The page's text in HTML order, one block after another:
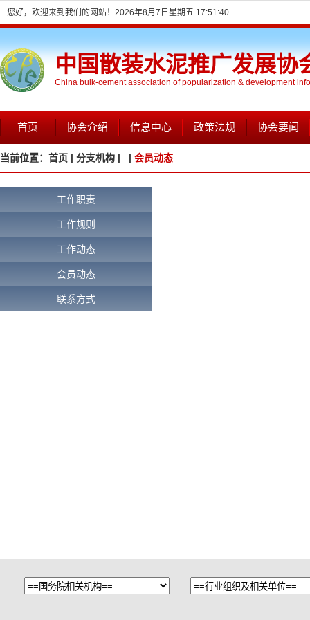
您好，欢迎来到我们的网站！ 2026年8月7日星期五 17:51:41
中国散装水泥推广发展协
China bulk-cement association of popularization & development
首页 协会介绍 信息中心 政策法规 协会要闻
当前位置： 首页 | 分支机构 | | 会员动态
工作职责
工作规则
工作动态
会员动态
联系方式